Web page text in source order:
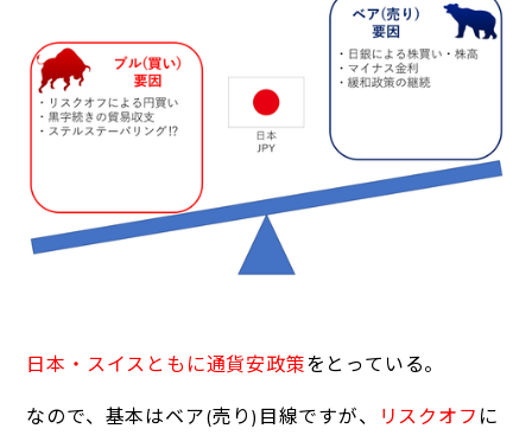
日本・スイスともに通貨安政策をとっている。
なので、基本はベア(売り)目線ですが、 リスクオフ に